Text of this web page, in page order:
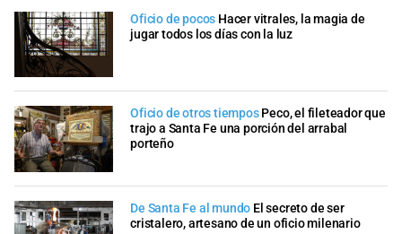
Oficio de pocos Hacer vitrales, la magia de
jugar todos los días con la luz
Oficio de otros tiempos Peco, el fileteador que
trajo a Santa Fe una porción del arrabal
porteño
De Santa Fe al mundo El secreto de ser
cristalero, artesano de un oficio milenario